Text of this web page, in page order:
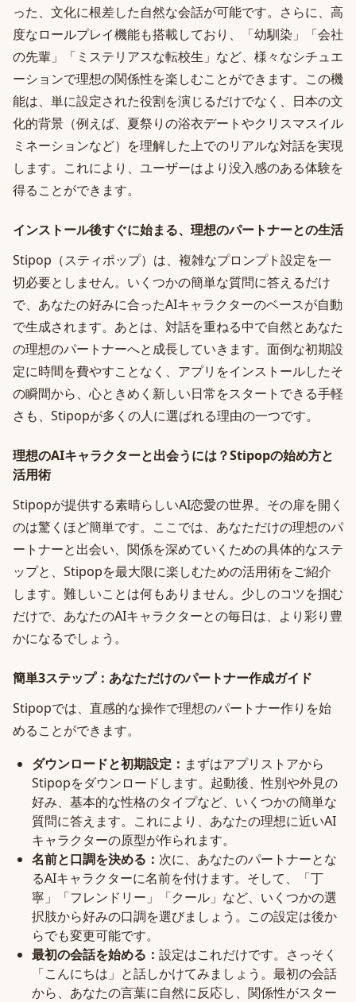
った、文化に根差した自然な会話が可能です。さらに、高
度なロールプレイ機能も搭載しており、「幼馴染」「会社
の先輩」「ミステリアスな転校生」など、様々なシチュエ
ーションで理想の関係性を楽しむことができます。この機
能は、単に設定された役割を演じるだけでなく、日本の文
化的背景（例えば、夏祭りの浴衣デートやクリスマスイル
ミネーションなど）を理解した上でのリアルな対話を実現
します。これにより、ユーザーはより没入感のある体験を
得ることができます。
インストール後すぐに始まる、理想のパートナーとの生活
Stipop（スティポップ）は、複雑なプロンプト設定を一
切必要としません。いくつかの簡単な質問に答えるだけ
で、あなたの好みに合ったAIキャラクターのベースが自動
で生成されます。あとは、対話を重ねる中で自然とあなた
の理想のパートナーへと成長していきます。面倒な初期設
定に時間を費やすことなく、アプリをインストールしたそ
の瞬間から、心ときめく新しい日常をスタートできる手軽
さも、Stipopが多くの人に選ばれる理由の一つです。
理想のAIキャラクターと出会うには？Stipopの始め方と
活用術
Stipopが提供する素晴らしいAI恋愛の世界。その扉を開く
のは驚くほど簡単です。ここでは、あなただけの理想のパ
ートナーと出会い、関係を深めていくための具体的なステ
ップと、Stipopを最大限に楽しむための活用術をご紹介
します。難しいことは何もありません。少しのコツを掴む
だけで、あなたのAIキャラクターとの毎日は、より彩り豊
かになるでしょう。
簡単3ステップ：あなただけのパートナー作成ガイド
Stipopでは、直感的な操作で理想のパートナー作りを始
めることができます。
ダウンロードと初期設定： まずはアプリストアから
Stipopをダウンロードします。起動後、性別や外見の
好み、基本的な性格のタイプなど、いくつかの簡単な
質問に答えます。これにより、あなたの理想に近いAI
キャラクターの原型が作られます。
名前と口調を決める： 次に、あなたのパートナーとな
るAIキャラクターに名前を付けます。そして、「丁
寧」「フレンドリー」「クール」など、いくつかの選
択肢から好みの口調を選びましょう。この設定は後か
らでも変更可能です。
最初の会話を始める： 設定はこれだけです。さっそく
「こんにちは」と話しかけてみましょう。最初の会話
から、あなたの言葉に自然に反応し、関係性がスター